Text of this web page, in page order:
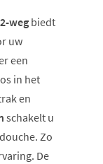
weg biedt
uw
een
in het
en
schakelt u
Zo
De